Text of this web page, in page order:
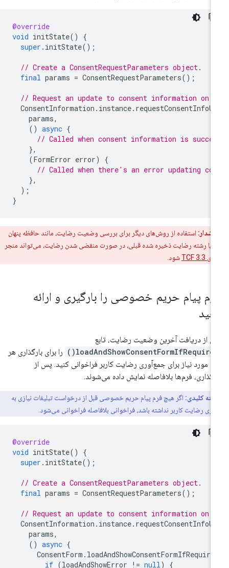
@override
void initState ()
super.initState
// Create a ConsentRequestParameters object.
final params = ConsentRequestParameters
// Request an update to consent information on
ConsentInformation.instance.
params
() async
// Called when consent information is
(FormError error
// Called when there's an error updating
هشدار:استفاده از روش‌های دیگر برای بررسی وضعیت رضایت، مانند حافظه پنهان
یا رشته رضایت ذخیره شده قبلی، در صورت منقضی شدن رضایت، می‌تواند منجر
شود.
پیام حریم خصوصی را بارگیری و ارائه
از دریافت آخرین وضعیت رضایت، تابع
را برای بارگذاری هر
مورد نیاز برای جمع‌آوری رضایت کاربر فراخوانی کنید. پس از
فرم‌ها بلافاصله نمایش داده می‌شوند.
نکته کلیدی:اگر هیچ فرم پیام حریم خصوصی قبل از درخواست تبلیغات نیازی به
رضایت کاربر نداشته باشد، فراخوانی بلافاصله فراخوانی می‌شود.
@override
void initState ()
super.initState
// Create a ConsentRequestParameters object.
final params = ConsentRequestParameters
// Request an update to consent information on
ConsentInformation.instance.
params
() async
ConsentForm.
if (loadAndShowError != null